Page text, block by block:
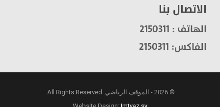
الاتصال بنا
الهاتف : 2150311
الفاكس: 2150311
© 2026 - الموقف الرياضي. All Rights Reserved.